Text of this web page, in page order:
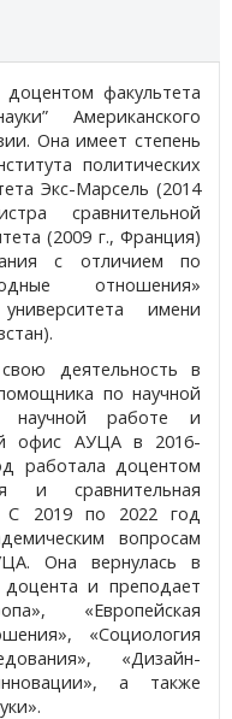
факультета
Американского
Она имеет степень
политических
Экс-Марсель (2014
сравнительной
(2009 г., Франция)
с отличием по
отношения»
имени
деятельность в
по научной
научной работе и
офис АУЦА в 2016-
работала доцентом
и сравнительная
С 2019 по 2022 год
вопросам
Она вернулась в
и преподает
«Европейская
«Социология
«Дизайн-
а также